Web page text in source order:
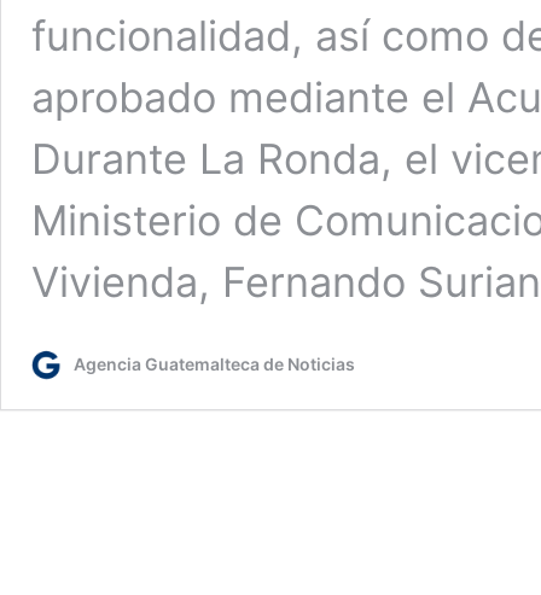
funcionalidad, así como
aprobado mediante el
Durante La Ronda, el
Ministerio de
Vivienda, Fernando
Agencia Guatemalteca de Noticias